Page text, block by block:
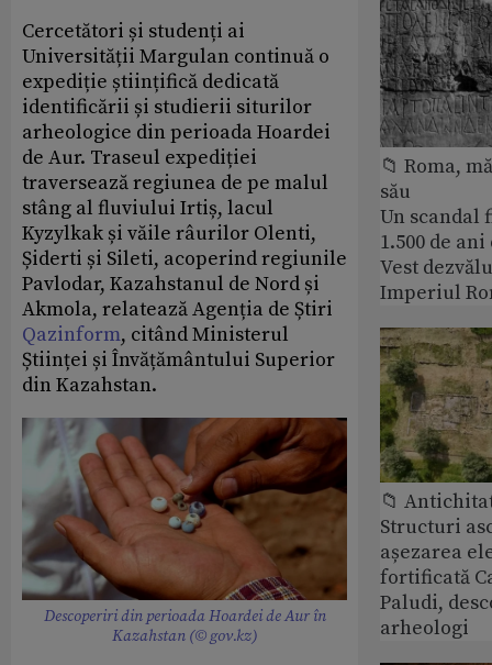
Cercetători și studenți ai
Universității Margulan continuă o
expediție științifică dedicată
identificării și studierii siturilor
arheologice din perioada Hoardei
de Aur. Traseul expediției
traversează regiunea de pe malul
stâng al fluviului Irtiș, lacul
Kyzylkak și văile râurilor Olenti,
Șiderti și Sileti, acoperind regiunile
Pavlodar, Kazahstanul de Nord și
Akmola, relatează Agenția de Știri
Qazinform, citând Ministerul
Științei și Învățământului Superior
din Kazahstan.
Descoperiri din perioada Hoardei de Aur în
Kazahstan (© gov.kz)
📁 Roma,
său
Un scandal
1.500 de
Vest
Imperiul
📁
Structuri
așezarea
fortificată
Paludi,
arheologi